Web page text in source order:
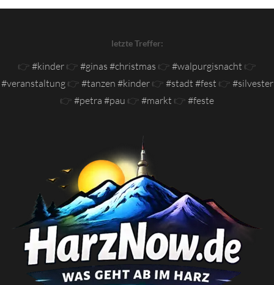
letzte Treffer:
👉 #kinder 👉 #ginas #christmas 👉 #walpurgisnacht 👉
#veranstaltung👉 #tanzen #kinder👉 #stadt #fest 👉 #silvester
👉 #petra #pau 👉 #markt 👉 #feste